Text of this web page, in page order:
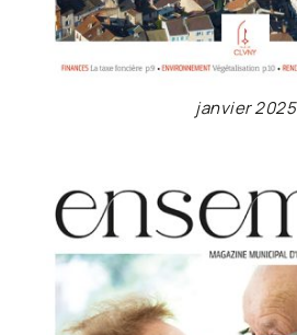
janvier 2025